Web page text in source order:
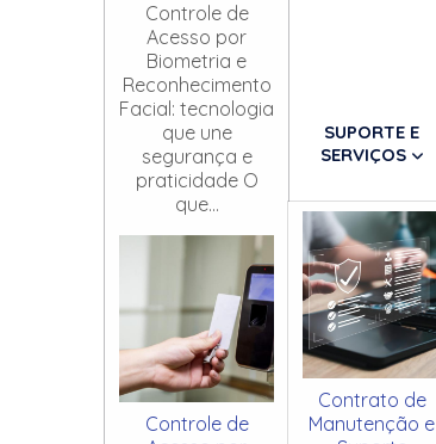
Controle de
Acesso por
Biometria e
Reconhecimento
Facial: tecnologia
que une
segurança e
praticidade O
que...
Controle de
SUPORTE E
SERVIÇOS
Contrato de
Manutenção e